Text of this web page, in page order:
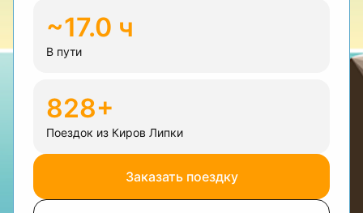
~17.0 ч
В пути
828+
Поездок из Киров Липки
Заказать поездку